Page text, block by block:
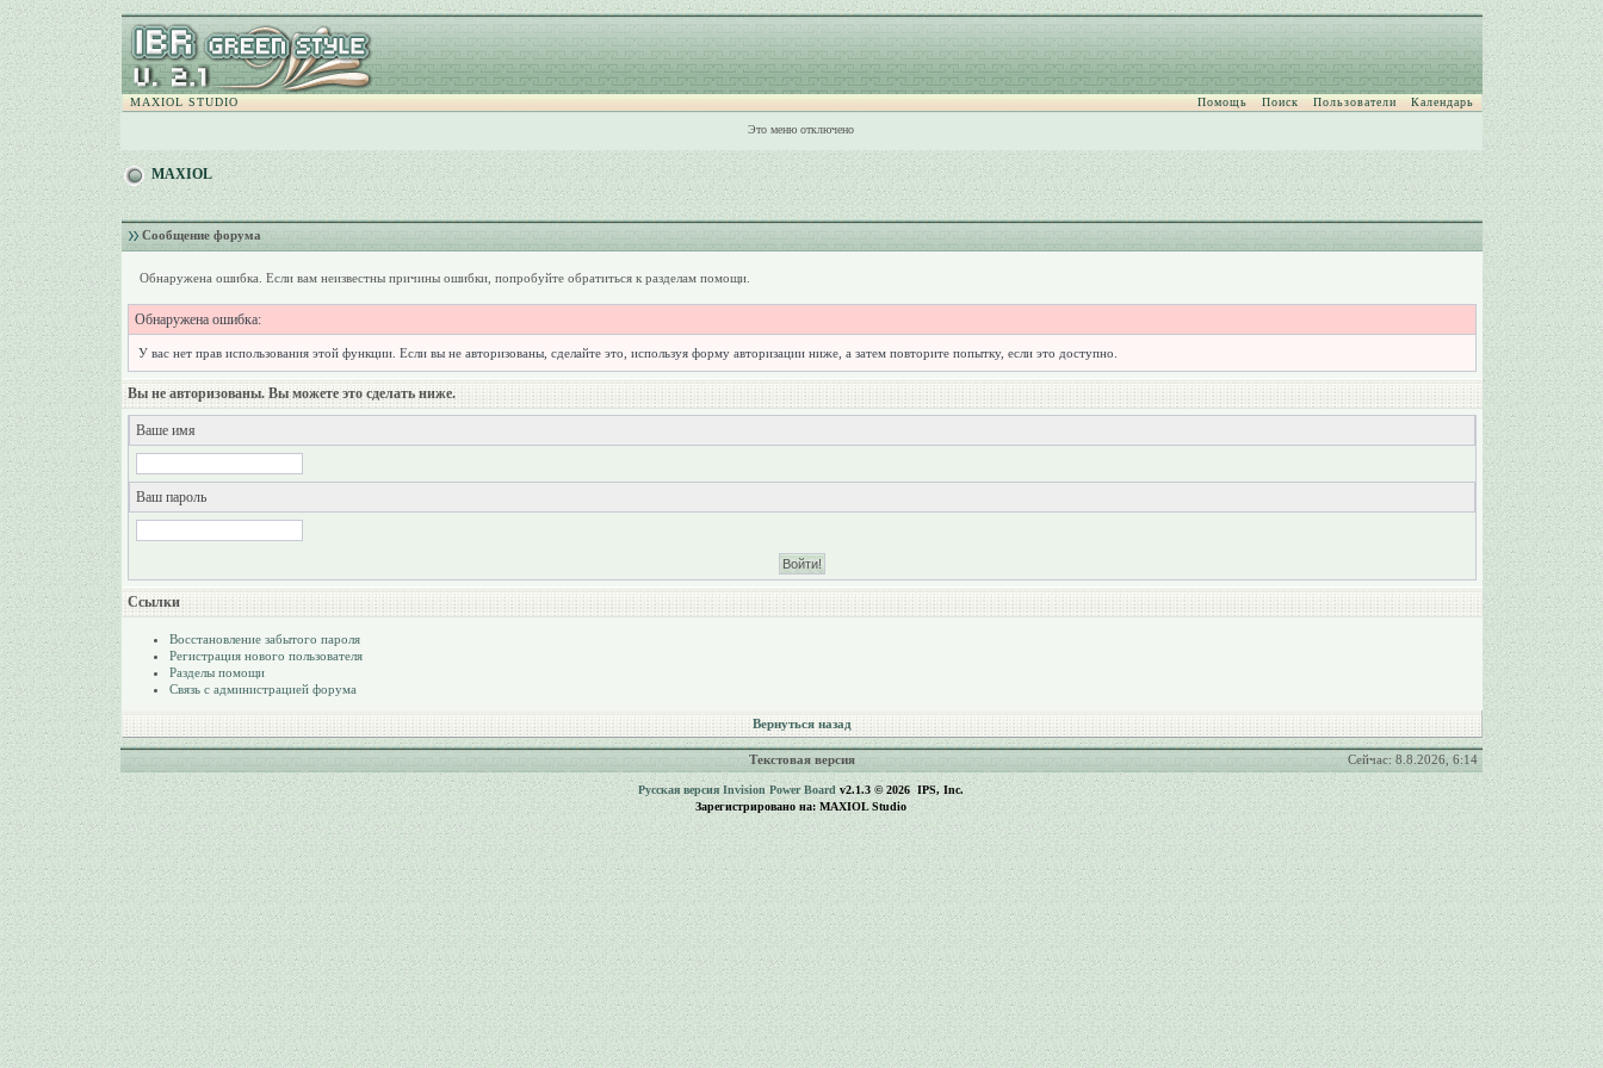
MAXIOL STUDIO Помощь Поиск Пользователи Календарь
Это меню отключено
MAXIOL
Сообщение форума
Обнаружена ошибка. Если вам неизвестны причины ошибки, попробуйте обратиться к разделам помощи.
Обнаружена ошибка:
У вас нет прав использования этой функции. Если вы не авторизованы, сделайте это, используя форму авторизации ниже, а затем повторите попытку, если это доступно.
Вы не авторизованы. Вы можете это сделать ниже.
Ваше имя
Ваш пароль
Ссылки
Восстановление забытого пароля
Регистрация нового пользователя
Разделы помощи
Связь с администрацией форума
Вернуться назад
Текстовая версия Сейчас: 8.8.2026, 6:14
Русская версия Invision Power Boardv2.1.3 © 2026 IPS, Inc.
Зарегистрировано на: MAXIOL Studio